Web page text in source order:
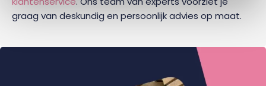
graag van deskundig en persoonlijk advies op maat.